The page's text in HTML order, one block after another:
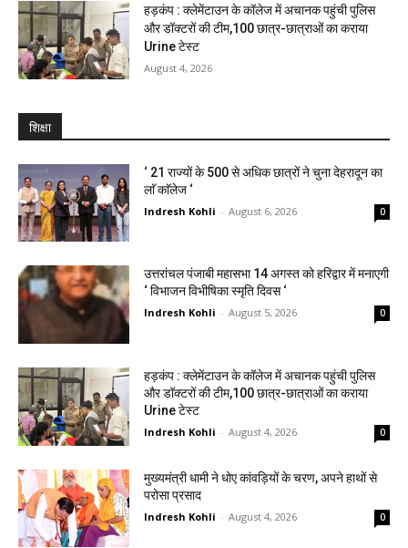
हड़कंप : क्लेमेंटाउन के कॉलेज में अचानक पहुंची पुलिस
और डॉक्टरों की टीम,100 छात्र-छात्राओं का कराया
Urine टेस्ट
August 4, 2026
शिक्षा
‘ 21 राज्यों के 500 से अधिक छात्रों ने चुना देहरादून का
लाॅ काॅलेज ‘
Indresh Kohli - August 6, 2026 0
उत्तरांचल पंजाबी महासभा 14 अगस्त को हरिद्वार में मनाएगी
‘ विभाजन विभीषिका स्मृति दिवस ‘
Indresh Kohli - August 5, 2026 0
हड़कंप : क्लेमेंटाउन के कॉलेज में अचानक पहुंची पुलिस
और डॉक्टरों की टीम,100 छात्र-छात्राओं का कराया
Urine टेस्ट
Indresh Kohli - August 4, 2026 0
मुख्यमंत्री धामी ने धोए कांवड़ियों के चरण, अपने हाथों से
परोसा प्रसाद
Indresh Kohli - August 4, 2026 0